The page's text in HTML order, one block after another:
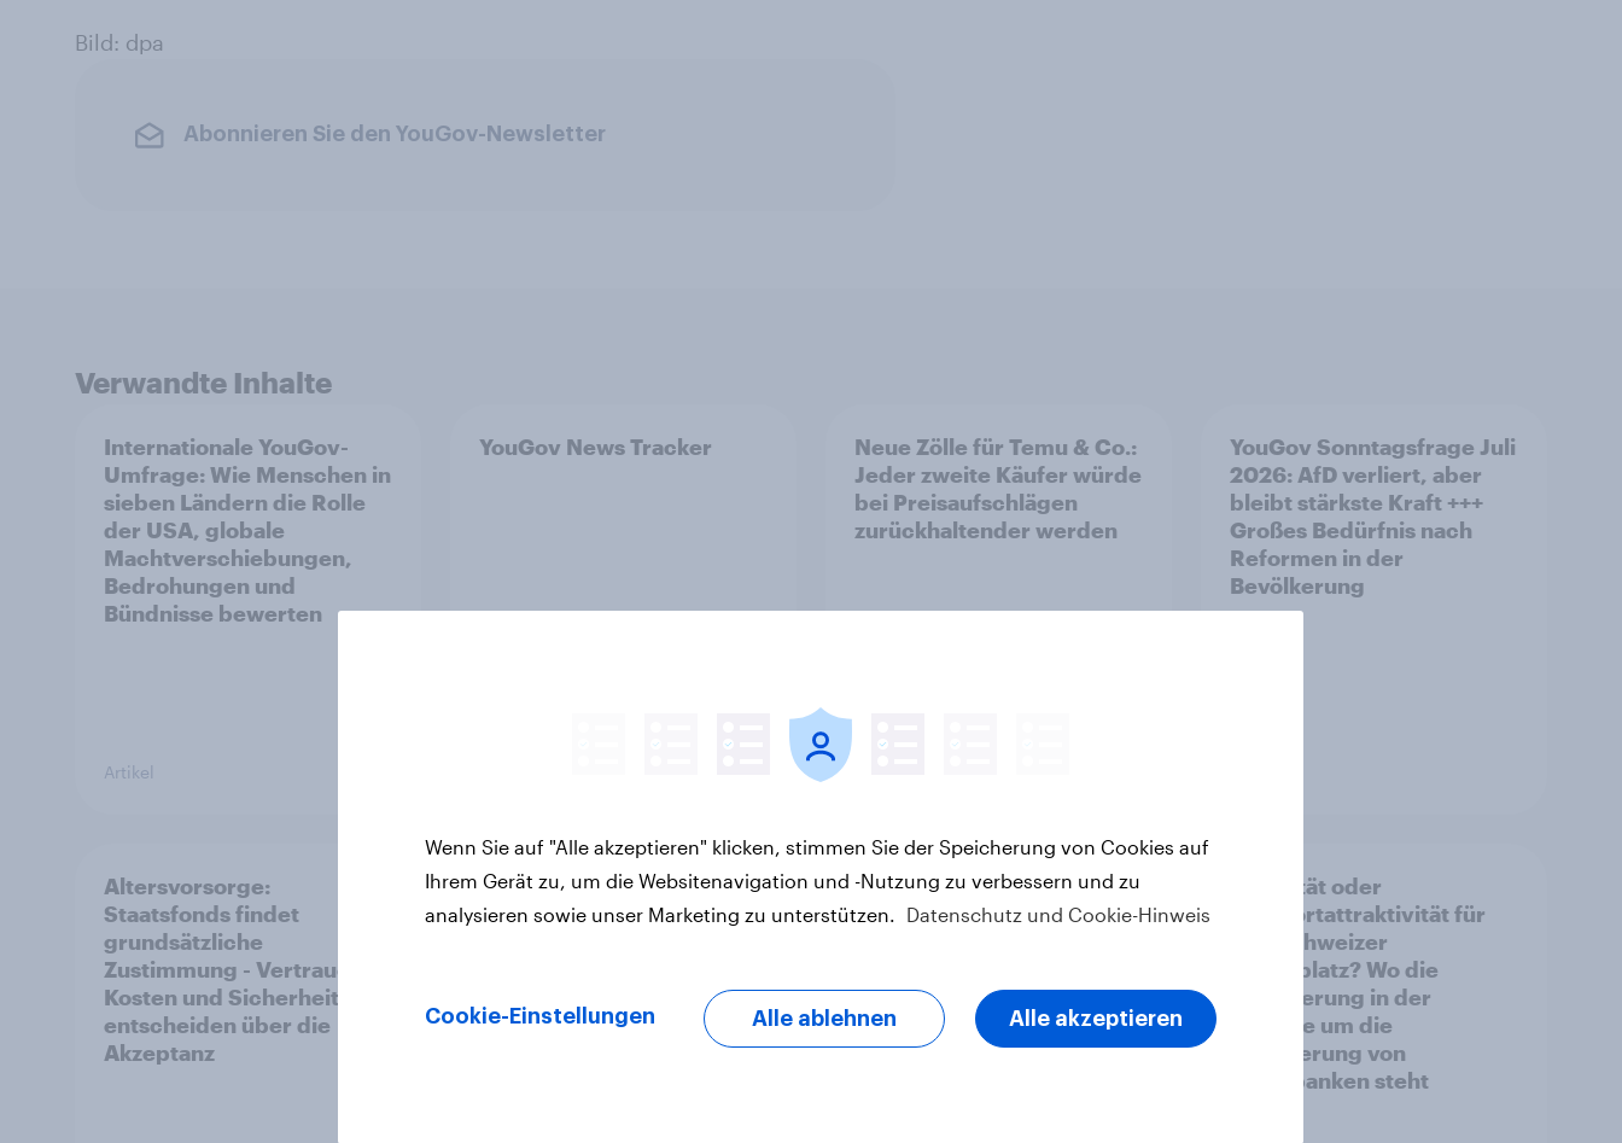
Bild: dpa
Abonnieren Sie den YouGov-Newsletter
Verwandte Inhalte
Internationale YouGov-
Umfrage: Wie Menschen in
sieben Ländern die Rolle
der USA, globale
Machtverschiebungen,
Bedrohungen und
Bündnisse bewerten
Artikel
YouGov News Tracker
Neue Zölle für Temu & Co.:
Jeder zweite Käufer würde
bei Preisaufschlägen
zurückhaltender werden
YouGov Sonntagsfrage Juli
2026: AfD verliert, aber
bleibt stärkste Kraft +++
Großes Bedürfnis nach
Reformen in der
Bevölkerung
Altersvorsorge:
Staatsfonds findet
grundsätzliche
Zustimmung - Vertrauen,
Kosten und Sicherheit
entscheiden über die
Akzeptanz
Der Klimawandel rückt für
Deutsche in den
[DE On-Demand]
Übersprungen, aber nicht
Konsumenten wirkt.
Stabilität oder
Standortattraktivität für
den Schweizer
Finanzplatz? Wo die
Bevölkerung in der
Debatte um die
Regulierung von
Grossbanken steht
Wenn Sie auf "Alle akzeptieren" klicken, stimmen Sie der Speicherung von Cookies auf
Ihrem Gerät zu, um die Websitenavigation und -Nutzung zu verbessern und zu
analysieren sowie unser Marketing zu unterstützen. Datenschutz und Cookie-Hinweis
Cookie-Einstellungen Alle ablehnen Alle akzeptieren